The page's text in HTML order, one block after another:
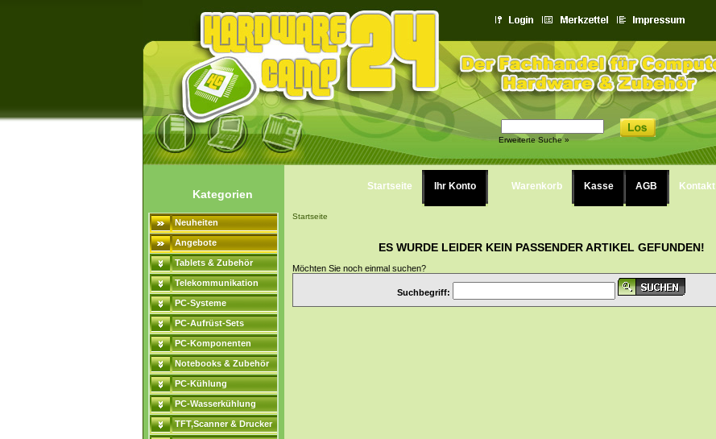
Erweiterte Suche »
Kategorien
Neuheiten
Angebote
Tablets & Zubehör
Telekommunikation
PC-Systeme
PC-Aufrüst-Sets
PC-Komponenten
Notebooks & Zubehör
PC-Kühlung
PC-Wasserkühlung
TFT,Scanner & Drucker
Startseite Ihr Konto Warenkorb Kasse AGB Kontakt
Startseite
ES WURDE LEIDER KEIN PASSENDER ARTIKEL GEFUNDEN!
Möchten Sie noch einmal suchen?
Suchbegriff: